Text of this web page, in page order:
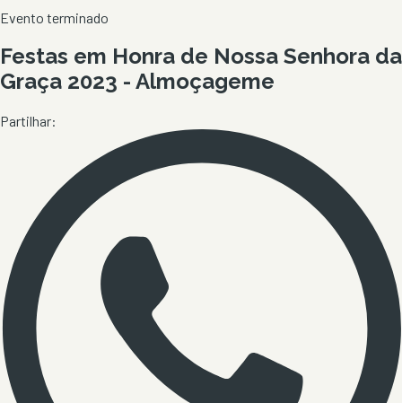
Evento terminado
Festas em Honra de Nossa Senhora da
Graça 2023 - Almoçageme
Partilhar: